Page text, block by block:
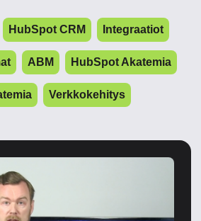
HubSpot CRM Integraatiot
ABM HubSpot Akatemia
Verkkokehitys